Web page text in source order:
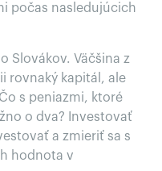
počas nasledujúcich
Slovákov. Väčšina z
rovnaký kapitál, ale
s peniazmi, ktoré
o dva? Investovať
a zmieriť sa s
hodnota v